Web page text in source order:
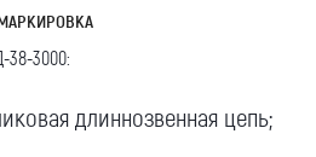
38-3000:
длиннозвенная цепь;